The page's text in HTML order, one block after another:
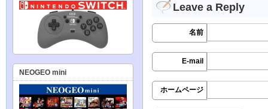
Leave a Reply
名前
E-mail
ホームページ
NEOGEO mini